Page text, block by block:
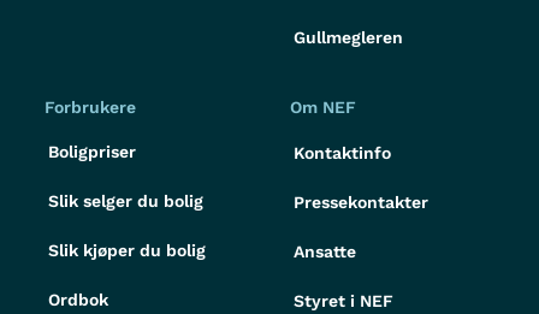
Gullmegleren
Forbrukere
Boligpriser
Slik selger du bolig
Slik kjøper du bolig
Ordbok
Om NEF
Kontaktinfo
Pressekontakter
Ansatte
Styret i NEF